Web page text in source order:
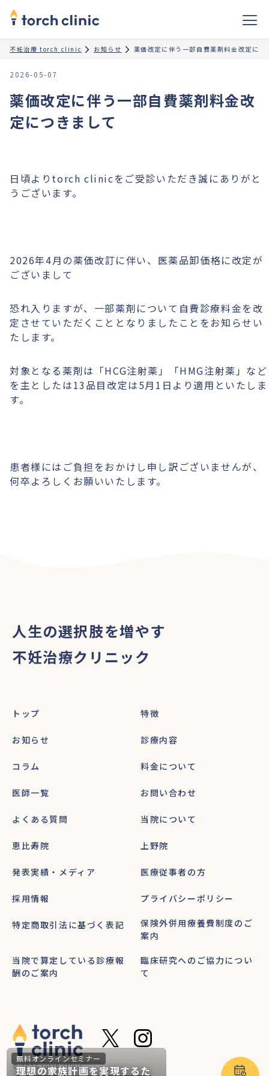
不妊治療 torch clinic お知らせ 薬価改定に伴う一部自費薬剤料金改定につ
2026-05-07
薬価改定に伴う一部自費薬剤料金改
定につきまして
日頃よりtorch clinicをご受診いただき誠にありがと
うございます。
2026年4月の薬価改訂に伴い、医薬品卸価格に改定が
ございまして
恐れ入りますが、一部薬剤について自費診療料金を改
定させていただくこととなりましたことをお知らせい
たします。
対象となる薬剤は「HCG注射薬」「HMG注射薬」など
を主としたは13品目改定は5月1日より適用といたしま
す。
患者様にはご負担をおかけし申し訳ございませんが、
何卒よろしくお願いいたします。
無料オンラインセミナー
理想の家族計画を実現するた
人生の選択肢を増やす
不妊治療クリニック
トップ 特徴
お知らせ 診療内容
コラム 料金について
医師一覧 お問い合わせ
よくある質問 当院について
恵比寿院 上野院
発表実績・メディア 医療従事者の方
採用情報 プライバシーポリシー
特定商取引法に基づく表記
保険外併用療養費制度のご
案内
当院で算定している診療報
酬のご案内
臨床研究へのご協力につい
て
© 2026 torch clinic